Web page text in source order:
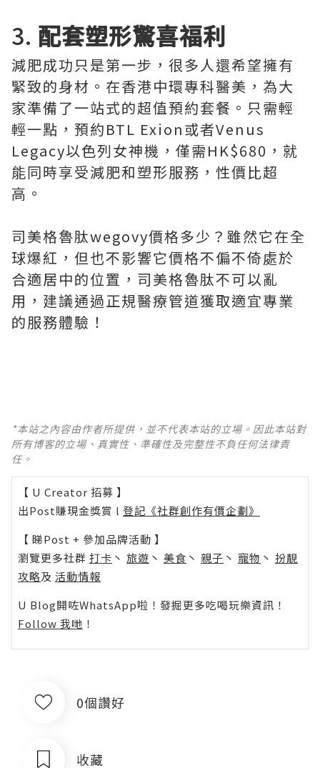
3. 配套塑形驚喜福利
減肥成功只是第一步，很多人還希望擁有
緊致的身材。在香港中環專科醫美，為大
家準備了一站式的超值預約套餐。只需輕
輕一點，預約BTL Exion或者Venus
Legacy以色列女神機，僅需HK$680，就
能同時享受減肥和塑形服務，性價比超
高。
司美格魯肽wegovy價格多少？雖然它在全
球爆紅，但也不影響它價格不偏不倚處於
合適居中的位置，司美格魯肽不可以亂
用，建議通過正規醫療管道獲取適宜專業
的服務體驗！
*本站之內容由作者所提供，並不代表本站的立場。因此本站對
所有博客的立場、真實性、準確性及完整性不負任何法律責
任。
【 U Creator 招募 】
出Post賺現金獎賞 l 登記《社群創作有價企劃》
【 睇Post + 參加品牌活動 】
瀏覽更多社群 打卡 丶 旅遊 丶 美食 丶 親子 丶 寵物 丶 扮靚
攻略及 活動情報
U Blog開咗WhatsApp啦！發掘更多吃喝玩樂資訊！
Follow 我哋 ！
0個讚好
收藏